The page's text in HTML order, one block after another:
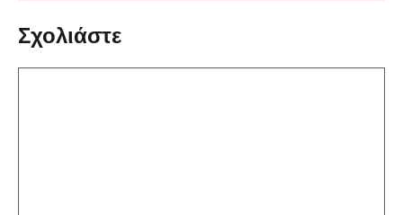
Σχολιάστε